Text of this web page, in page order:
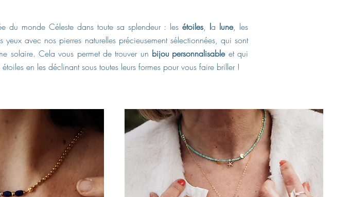
du monde Céleste dans toute sa splendeur : lesétoiles, la lune, les
avec nos pierres naturelles précieusement sélectionnées, qui sont
solaire. Cela vous permet de trouver un bijou personnalisableet qui
en les déclinant sous toutes leurs formes pour vous faire briller !